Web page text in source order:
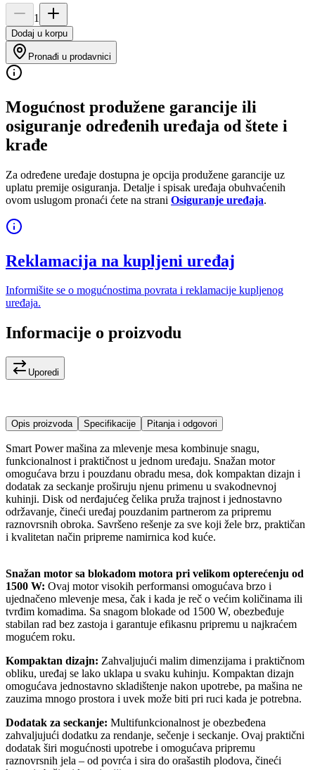
1
Dodaj u korpu
Pronađi u prodavnici
Mogućnost produžene garancije ili
osiguranje određenih uređaja od štete i
krađe
Za određene uređaje dostupna je opcija produžene garancije uz
uplatu premije osiguranja. Detalje i spisak uređaja obuhvaćenih
ovom uslugom pronaći ćete na strani Osiguranje uređaja.
Reklamacija na kupljeni uređaj
Informišite se o mogućnostima povrata i reklamacije kupljenog
uređaja.
Informacije o proizvodu
Uporedi
Opis proizvoda Specifikacije Pitanja i odgovori
Smart Power mašina za mlevenje mesa kombinuje snagu,
funkcionalnost i praktičnost u jednom uređaju. Snažan motor
omogućava brzu i pouzdanu obradu mesa, dok kompaktan dizajn i
dodatak za seckanje proširuju njenu primenu u svakodnevnoj
kuhinji. Disk od nerđajućeg čelika pruža trajnost i jednostavno
održavanje, čineći uređaj pouzdanim partnerom za pripremu
raznovrsnih obroka. Savršeno rešenje za sve koji žele brz, praktičan
i kvalitetan način pripreme namirnica kod kuće.
Snažan motor sa blokadom motora pri velikom opterećenju od
1500 W: Ovaj motor visokih performansi omogućava brzo i
ujednačeno mlevenje mesa, čak i kada je reč o većim količinama ili
tvrđim komadima. Sa snagom blokade od 1500 W, obezbeđuje
stabilan rad bez zastoja i garantuje efikasnu pripremu u najkraćem
mogućem roku.
Kompaktan dizajn: Zahvaljujući malim dimenzijama i praktičnom
obliku, uređaj se lako uklapa u svaku kuhinju. Kompaktan dizajn
omogućava jednostavno skladištenje nakon upotrebe, pa mašina ne
zauzima mnogo prostora i uvek može biti pri ruci kada je potrebna.
Dodatak za seckanje: Multifunkcionalnost je obezbeđena
zahvaljujući dodatku za rendanje, sečenje i seckanje. Ovaj praktični
dodatak širi mogućnosti upotrebe i omogućava pripremu
raznovrsnih jela – od povrća i sira do orašastih plodova, čineći